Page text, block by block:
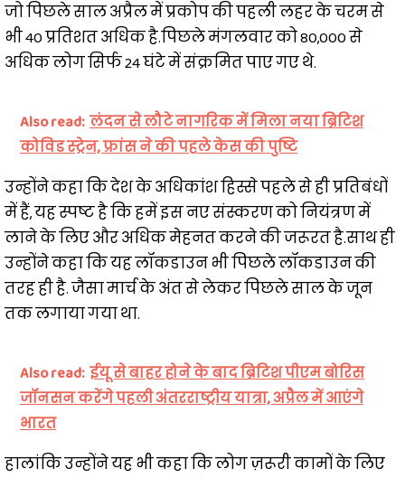
जो पिछले साल अप्रैल में प्रकोप की पहली लहर के चरम से
भी 40 प्रतिशत अधिक है.पिछले मंगलवार को 80,000 से
अधिक लोग सिर्फ 24 घंटे में संक्रमित पाए गए थे.
Also read: लंदन से लौटे नागरिक में मिला नया ब्रिटिश
कोविड स्ट्रेन, फ्रांस ने की पहले केस की पुष्टि
उन्होंने कहा कि देश के अधिकांश हिस्से पहले से ही प्रतिबंधों
में हैं, यह स्पष्ट है कि हमें इस नए संस्करण को नियंत्रण में
लाने के लिए और अधिक मेहनत करने की जरूरत है.साथ ही
उन्होंने कहा कि यह लॉकडाउन भी पिछले लॉकडाउन की
तरह ही है. जैसा मार्च के अंत से लेकर पिछले साल के जून
तक लगाया गया था.
Also read: ईयू से बाहर होने के बाद ब्रिटिश पीएम बोरिस
जॉनसन करेंगे पहली अंतरराष्ट्रीय यात्रा, अप्रैल में आएंगे
भारत
हालांकि उन्होंने यह भी कहा कि लोग ज़रूरी कामों के लिए